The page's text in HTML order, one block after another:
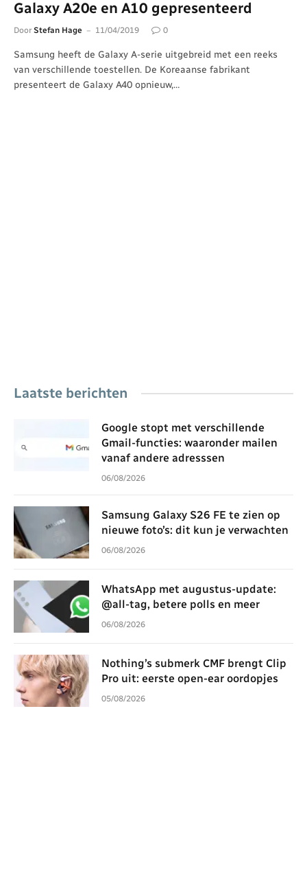
Galaxy A20e en A10 gepresenteerd
Door Stefan Hage 11/04/2019 0
Samsung heeft de Galaxy A-serie uitgebreid met een reeks
van verschillende toestellen. De Koreaanse fabrikant
presenteert de Galaxy A40 opnieuw,…
Laatste berichten
Google stopt met verschillende
Gmail-functies: waaronder mailen
vanaf andere adresssen
06/08/2026
Samsung Galaxy S26 FE te zien op
nieuwe foto’s: dit kun je verwachten
06/08/2026
WhatsApp met augustus-update:
@all-tag, betere polls en meer
06/08/2026
Nothing’s submerk CMF brengt Clip
Pro uit: eerste open-ear oordopjes
05/08/2026